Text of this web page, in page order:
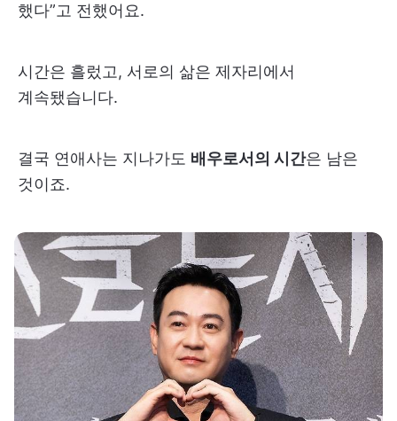
했다”고 전했어요.
시간은 흘렀고, 서로의 삶은 제자리에서
계속됐습니다.
결국 연애사는 지나가도 배우로서의 시간은 남은
것이죠.